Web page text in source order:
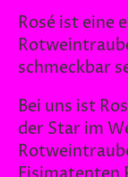
Rosé ist eine
schmeckbar
Bei uns ist
der Star im